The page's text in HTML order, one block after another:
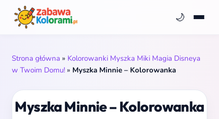
🌙
Strona główna » Kolorowanki Myszka Miki Magia Disneya
w Twoim Domu! » Myszka Minnie – Kolorowanka
Myszka Minnie – Kolorowanka